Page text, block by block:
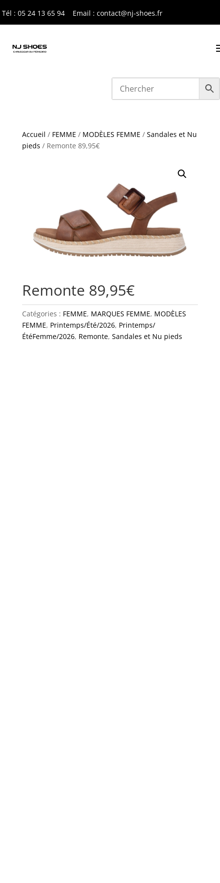
Tél : 05 24 13 65 94 Email : contact@nj-shoes.fr
Accueil / FEMME / MODÈLES FEMME / Sandales et Nu
pieds / Remonte 89,95€
Remonte 89,95€
Catégories : FEMME, MARQUES FEMME, MODÈLES
FEMME, Printemps/Été/2026, Printemps/
ÉtéFemme/2026, Remonte, Sandales et Nu pieds